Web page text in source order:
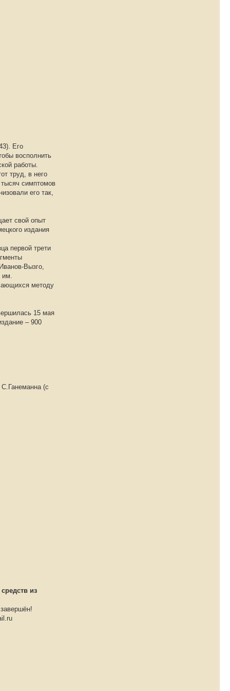
Его
восполнить
работы.
труд, в него
симптомов
его так,
свой опыт
издания
первой трети
Вызго,
им.
методу
15 мая
– 900
С.Ганеманна (с
из